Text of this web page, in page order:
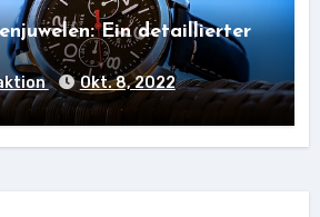
Ein detaillierter
Okt. 8, 2022